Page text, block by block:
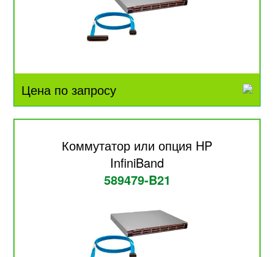
Цена по запросу
Коммутатор или опция HP
InfiniBand
589479-B21